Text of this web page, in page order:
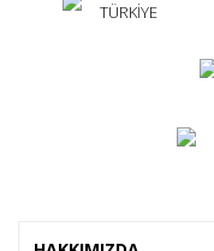
TÜRKİYE